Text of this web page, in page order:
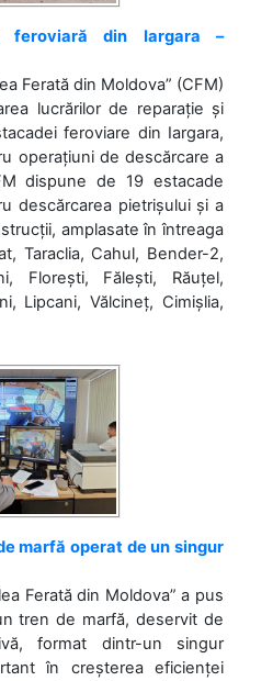
feroviară din Iargara –
Ferată din Moldova” (CFM)
lucrărilor de reparație și
feroviare din Iargara,
operațiuni de descărcare a
dispune de 19 estacade
descărcarea pietrișului și a
amplasate în întreaga
Taraclia, Cahul, Bender-2,
Florești, Fălești, Răuțel,
Lipcani, Vălcineț, Cimișlia,
marfă operat de un singur
Ferată din Moldova” a pus
tren de marfă, deservit de
format dintr-un singur
în creșterea eficienței